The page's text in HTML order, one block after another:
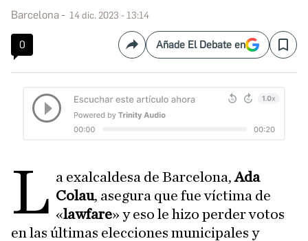
Barcelona 14 dic. 2023 - 13:14
0 CompartirAñade El Debate en Save
L a exalcaldesa de Barcelona,Ada
Colau, asegura que fue víctima de
«lawfare» y eso le hizo perder votos
en las últimas elecciones municipales y